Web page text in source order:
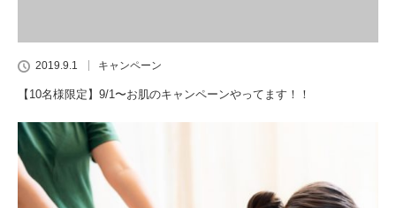
2019.9.1 キャンペーン
【10名様限定】9/1〜お肌のキャンペーンやってます！！